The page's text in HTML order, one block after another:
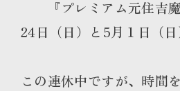
『プレミアム元住吉魔
24日（日）と5月１日（日
この連休中ですが、時間